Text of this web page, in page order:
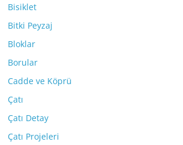
Bisiklet
Bitki Peyzaj
Bloklar
Borular
Cadde ve Köprü
Çatı
Çatı Detay
Çatı Projeleri